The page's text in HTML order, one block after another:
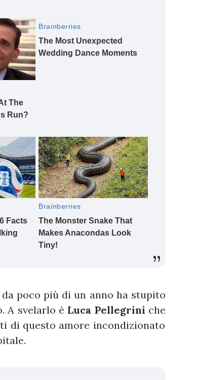
poco più di un anno ha stupito
A svelarlo è Luca Pellegrini che
di questo amore incondizionato